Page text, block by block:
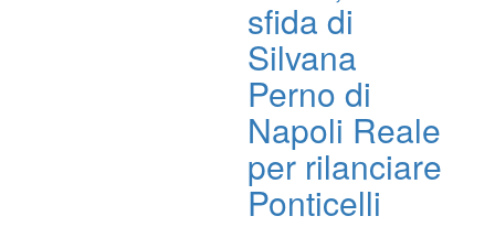
sfida di
Silvana
Perno di
Napoli Reale
per rilanciare
Ponticelli